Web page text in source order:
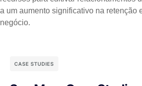
a um aumento significativo na retenção
negócio.
CASE STUDIES